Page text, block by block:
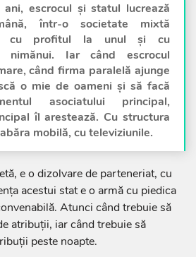
ani, escrocul și statul lucrează
într-o societate mixtă
cu profitul la unul și cu
nimănui. Iar când escrocul
când firma paralelă ajunge
o mie de oameni și să facă
asociatului principal,
îl arestează. Cu structura
mobilă, cu televiziunile.
e o dizolvare de parteneriat, cu
acestui stat e o armă cu piedica
Atunci când trebuie să
atribuții, iar când trebuie să
peste noapte.